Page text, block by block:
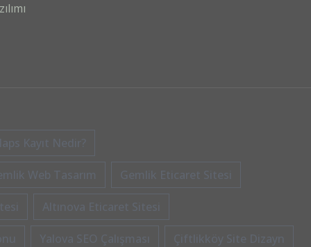
Kayıt Nedir?
Web Tasarım Gemlik Eticaret Sitesi
Altınova Eticaret Sitesi
Yalova SEO Çalışması Çiftlikköy Site Dizayn